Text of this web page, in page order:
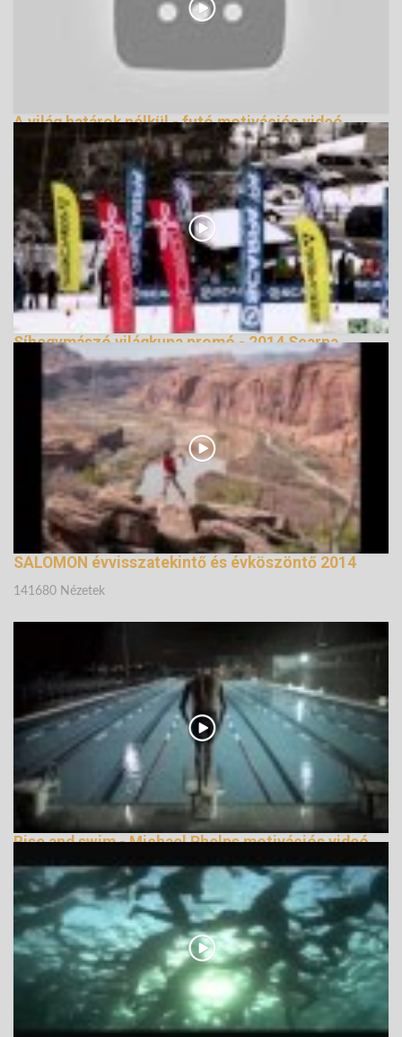
A világ határok nélkül - futó motivációs videó
162119 Nézetek
Síhegymászó világkupa promó - 2014 Scarpa
ISMF World Cup
138346 Nézetek
SALOMON évvisszatekintő és évköszöntő 2014
141680 Nézetek
Rise and swim - Michael Phelps motivációs videó
138433 Nézetek